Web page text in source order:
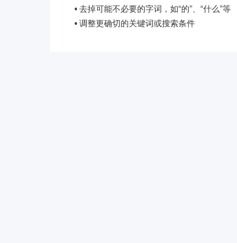
• 去掉可能不必要的字词，如“的”、“什么”等
• 调整更确切的关键词或搜索条件